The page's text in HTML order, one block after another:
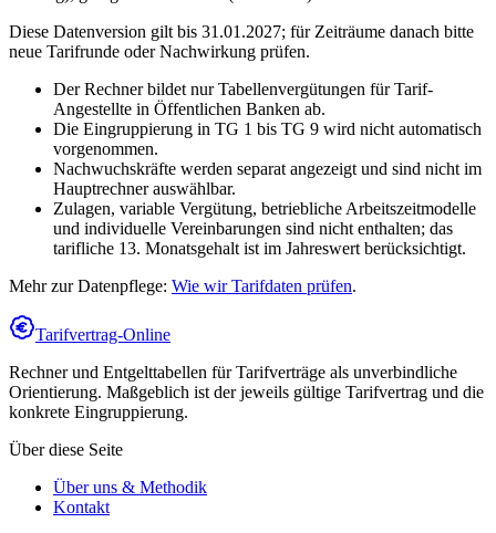
Diese Datenversion gilt bis 31.01.2027; für Zeiträume danach bitte
neue Tarifrunde oder Nachwirkung prüfen.
Der Rechner bildet nur Tabellenvergütungen für Tarif-
Angestellte in Öffentlichen Banken ab.
Die Eingruppierung in TG 1 bis TG 9 wird nicht automatisch
vorgenommen.
Nachwuchskräfte werden separat angezeigt und sind nicht im
Hauptrechner auswählbar.
Zulagen, variable Vergütung, betriebliche Arbeitszeitmodelle
und individuelle Vereinbarungen sind nicht enthalten; das
tarifliche 13. Monatsgehalt ist im Jahreswert berücksichtigt.
Mehr zur Datenpflege: Wie wir Tarifdaten prüfen.
Tarifvertrag-Online
Rechner und Entgelttabellen für Tarifverträge als unverbindliche
Orientierung. Maßgeblich ist der jeweils gültige Tarifvertrag und die
konkrete Eingruppierung.
Über diese Seite
Über uns & Methodik
Kontakt